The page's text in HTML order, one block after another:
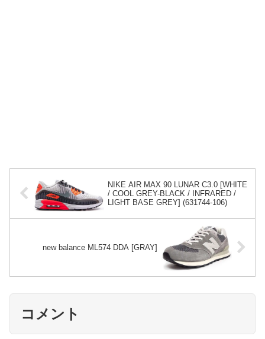
NIKE AIR MAX 90 LUNAR C3.0 [WHITE
/ COOL GREY-BLACK / INFRARED /
LIGHT BASE GREY] (631744-106)
new balance ML574 DDA [GRAY]
コメント